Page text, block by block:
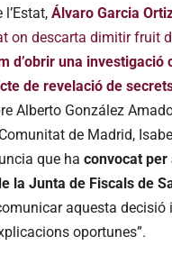
Álvaro Garcia
on descarta dimitir fruit
d’obrir una investigació
de revelació de
Alberto González
de Madrid,
que ha convocat per
la Junta de Fiscals de
aquesta decisió i
oportunes”.